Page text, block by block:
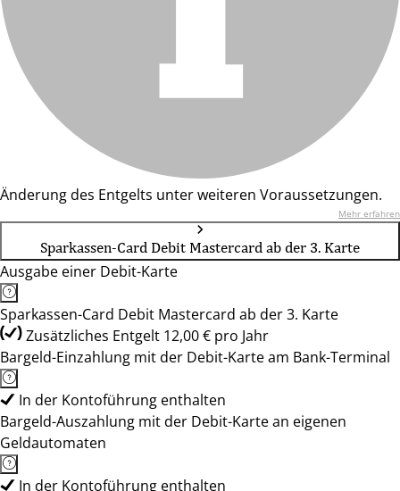
Änderung des Entgelts unter weiteren Voraussetzungen.
Mehr erfahren
Sparkassen-Card Debit Mastercard ab der 3. Karte
Ausgabe einer Debit-Karte
Sparkassen-Card Debit Mastercard ab der 3. Karte
Zusätzliches Entgelt 12,00 € pro Jahr
Bargeld-Einzahlung mit der Debit-Karte am Bank-Terminal
In der Kontoführung enthalten
Bargeld-Auszahlung mit der Debit-Karte an eigenen
Geldautomaten
In der Kontoführung enthalten